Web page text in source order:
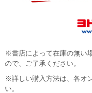
※書店によって在庫の無い
ので、ご了承ください。
※詳しい購入方法は、各オ
い。